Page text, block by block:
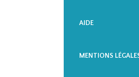
AIDE
MENTIONS